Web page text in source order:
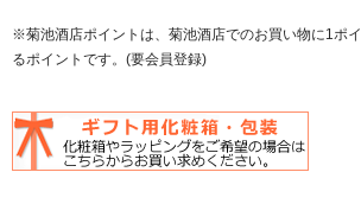
※菊池酒店ポイントは、菊池酒店でのお買い物に1ポ
るポイントです。(要会員登録)